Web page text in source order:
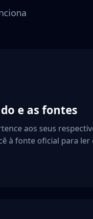
e as fontes
aos seus
à fonte oficial para ler